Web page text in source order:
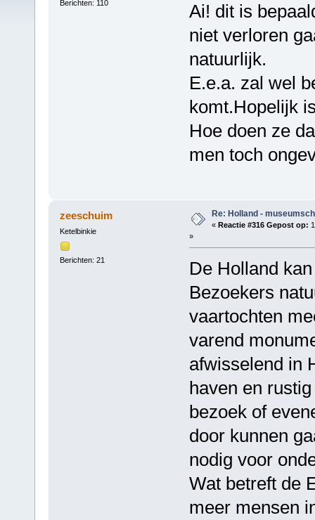
Berichten: 110
Ai! dit is
niet verloren
natuurlijk.
E.e.a. zal wel
komt.Hopelijk
Hoe doen ze
men toch
zeeschuim
Ketelbinkie
Berichten: 21
Re: Holland -
« Reactie #316 Gepost op:
»
De Holland
Bezoekers
vaartochten
varend
afwisselend in
haven en
bezoek of
door kunnen
nodig voor
Wat betreft de
meer mensen